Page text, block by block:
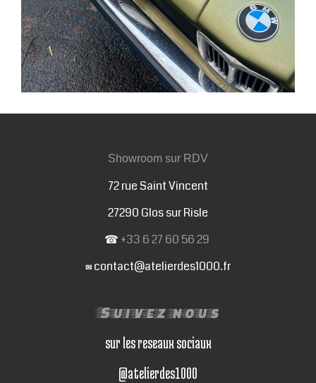
Showroom sur RDV
72 rue Saint Vincent
27290 Glos sur Risle
☎ +33 6 27 60 56 29
✉ contact@atelierdes1000.fr
Suivez nous
sur les reseaux sociaux
@atelierdes1000